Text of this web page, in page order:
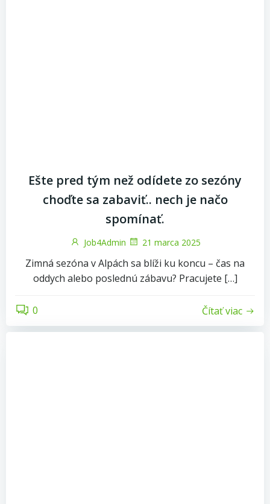
Ešte pred tým než odídete zo sezóny
choďte sa zabaviť.. nech je načo
spomínať.
Job4Admin 21 marca 2025
Zimná sezóna v Alpách sa blíži ku koncu – čas na
oddych alebo poslednú zábavu? Pracujete […]
0 Čítať viac